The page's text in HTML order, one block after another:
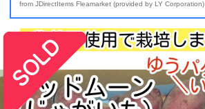
from JDirectItems Fleamarket (provided by LY Corporation)